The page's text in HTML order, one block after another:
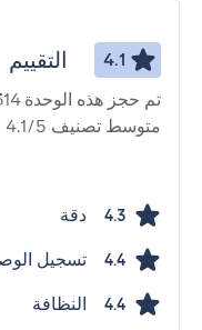
4.1 التقييم
متوسط ​​تصنيف 4.1/5
4.3 دقة
4.4 تسجيل
4.4 النظافة